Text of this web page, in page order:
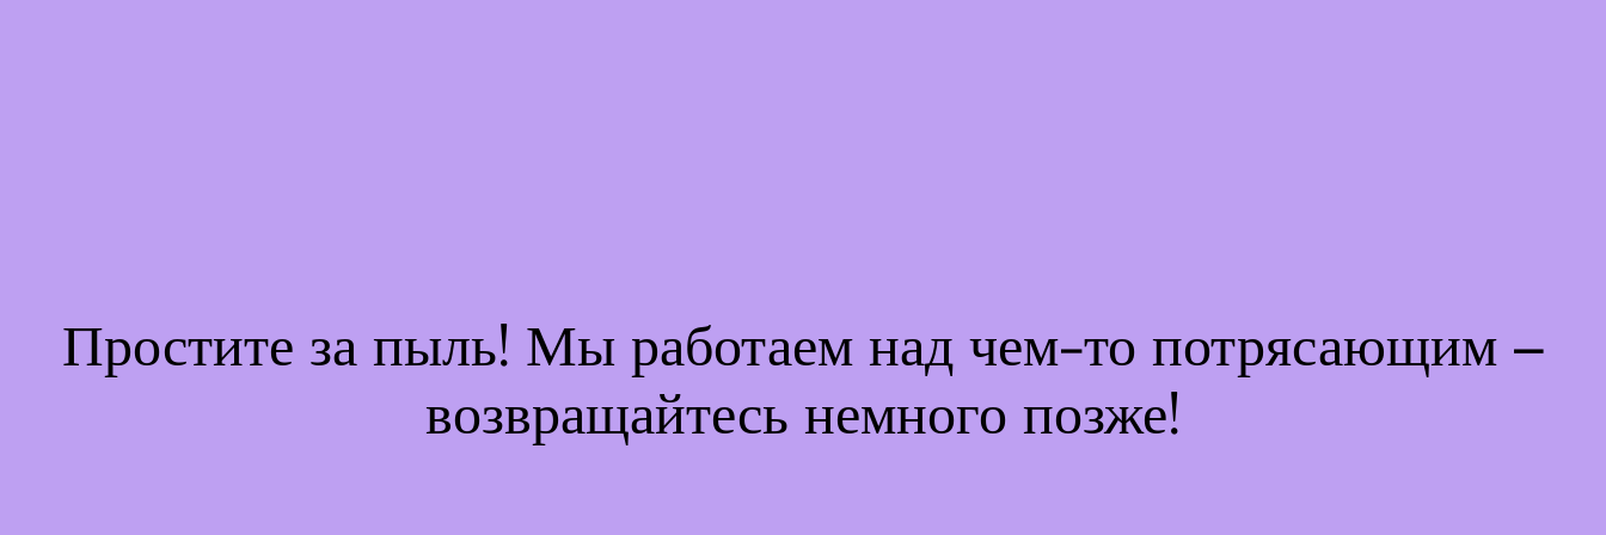
Простите за пыль! Мы работаем над чем-то потрясающим –
возвращайтесь немного позже!